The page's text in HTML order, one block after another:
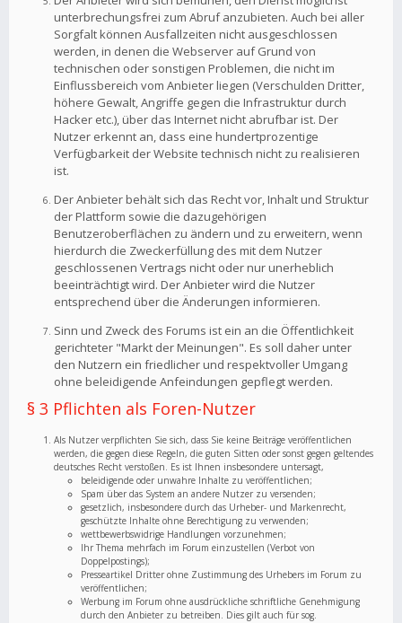
unterbrechungsfrei zum Abruf anzubieten. Auch bei aller
Sorgfalt können Ausfallzeiten nicht ausgeschlossen
werden, in denen die Webserver auf Grund von
technischen oder sonstigen Problemen, die nicht im
Einflussbereich vom Anbieter liegen (Verschulden Dritter,
höhere Gewalt, Angriffe gegen die Infrastruktur durch
Hacker etc.), über das Internet nicht abrufbar ist. Der
Nutzer erkennt an, dass eine hundertprozentige
Verfügbarkeit der Website technisch nicht zu realisieren
ist.
Der Anbieter behält sich das Recht vor, Inhalt und Struktur
der Plattform sowie die dazugehörigen
Benutzeroberflächen zu ändern und zu erweitern, wenn
hierdurch die Zweckerfüllung des mit dem Nutzer
geschlossenen Vertrags nicht oder nur unerheblich
beeinträchtigt wird. Der Anbieter wird die Nutzer
entsprechend über die Änderungen informieren.
Sinn und Zweck des Forums ist ein an die Öffentlichkeit
gerichteter "Markt der Meinungen". Es soll daher unter
den Nutzern ein friedlicher und respektvoller Umgang
ohne beleidigende Anfeindungen gepflegt werden.
§ 3 Pflichten als Foren-Nutzer
Als Nutzer verpflichten Sie sich, dass Sie keine Beiträge veröffentlichen
werden, die gegen diese Regeln, die guten Sitten oder sonst gegen geltendes
deutsches Recht verstoßen. Es ist Ihnen insbesondere untersagt,
beleidigende oder unwahre Inhalte zu veröffentlichen;
Spam über das System an andere Nutzer zu versenden;
gesetzlich, insbesondere durch das Urheber- und Markenrecht,
geschützte Inhalte ohne Berechtigung zu verwenden;
wettbewerbswidrige Handlungen vorzunehmen;
Ihr Thema mehrfach im Forum einzustellen (Verbot von
Doppelpostings);
Presseartikel Dritter ohne Zustimmung des Urhebers im Forum zu
veröffentlichen;
Werbung im Forum ohne ausdrückliche schriftliche Genehmigung
durch den Anbieter zu betreiben. Dies gilt auch für sog.